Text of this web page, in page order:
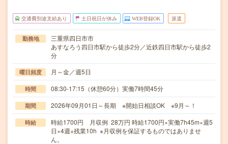
交通費別途支給あり 土日祝日が休み WEB登録OK 派遣
勤務地
三重県四日市市
あすなろう四日市駅から徒歩2分／近鉄四日市駅から徒歩2
分
曜日頻度 月～金／週5日
時間 08:30-17:15（休憩60分）実働7時間45分
期間 2026年09月01日～長期 ※開始日相談OK ※9月～！
時給
時給1700円 月収例 28万円 時給1700円×実働7h45m×週5
日×4週+残業10h ※月収例を保証するものではありませ
ん。